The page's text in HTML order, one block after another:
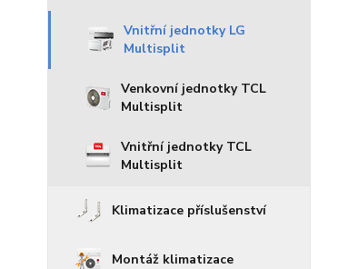
Vnitřní jednotky LG
Multisplit
Venkovní jednotky TCL
Multisplit
Vnitřní jednotky TCL
Multisplit
Klimatizace příslušenství
Montáž klimatizace